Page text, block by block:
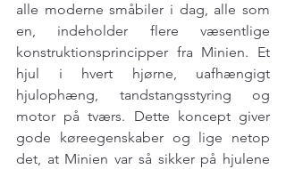
alle moderne småbiler i dag, alle som
en, indeholder flere væsentlige
konstruktionsprincipper fra Minien. Et
hjul i hvert hjørne, uafhængigt
hjulophæng, tandstangsstyring og
motor på tværs. Dette koncept giver
gode køreegenskaber og lige netop
det, at Minien var så sikker på hjulene